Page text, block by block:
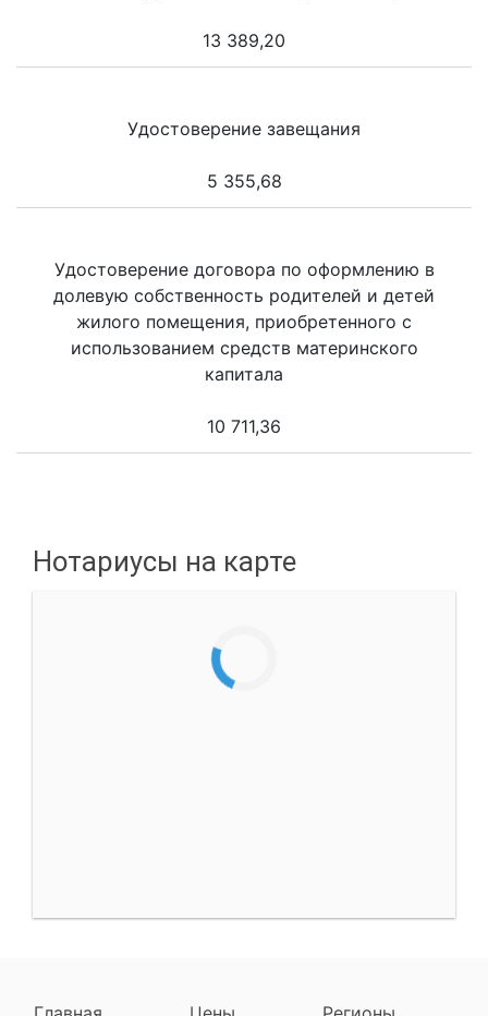
13 389,20
Удостоверение завещания
5 355,68
Удостоверение договора по оформлению в
долевую собственность родителей и детей
жилого помещения, приобретенного с
использованием средств материнского
капитала
10 711,36
Нотариусы на карте